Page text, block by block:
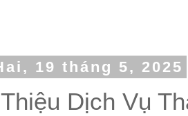
19 tháng 5, 2025
Dịch Vụ